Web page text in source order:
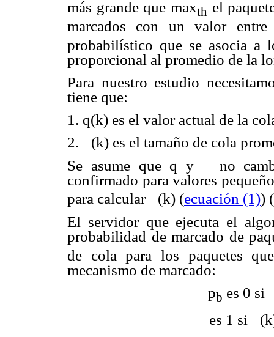
más grande que maxth el
marcados con un valor
probabilístico que se asocia a
proporcional al promedio de la
Para nuestro estudio
tiene que:
1. q(k) es el valor actual de la
2.
(k) es el tamaño de cola
Se asume que q y
no
confirmado para valores
para calcular
(k) (ecuación (1))
El servidor que ejecuta el
probabilidad de marcado de
de cola para los paquetes
mecanismo de marcado:
pb es 0 si
es 1 si